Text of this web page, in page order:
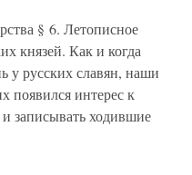
§ 6. Летописное
князей. Как и когда
у русских славян, наши
появился интерес к
записывать ходившие